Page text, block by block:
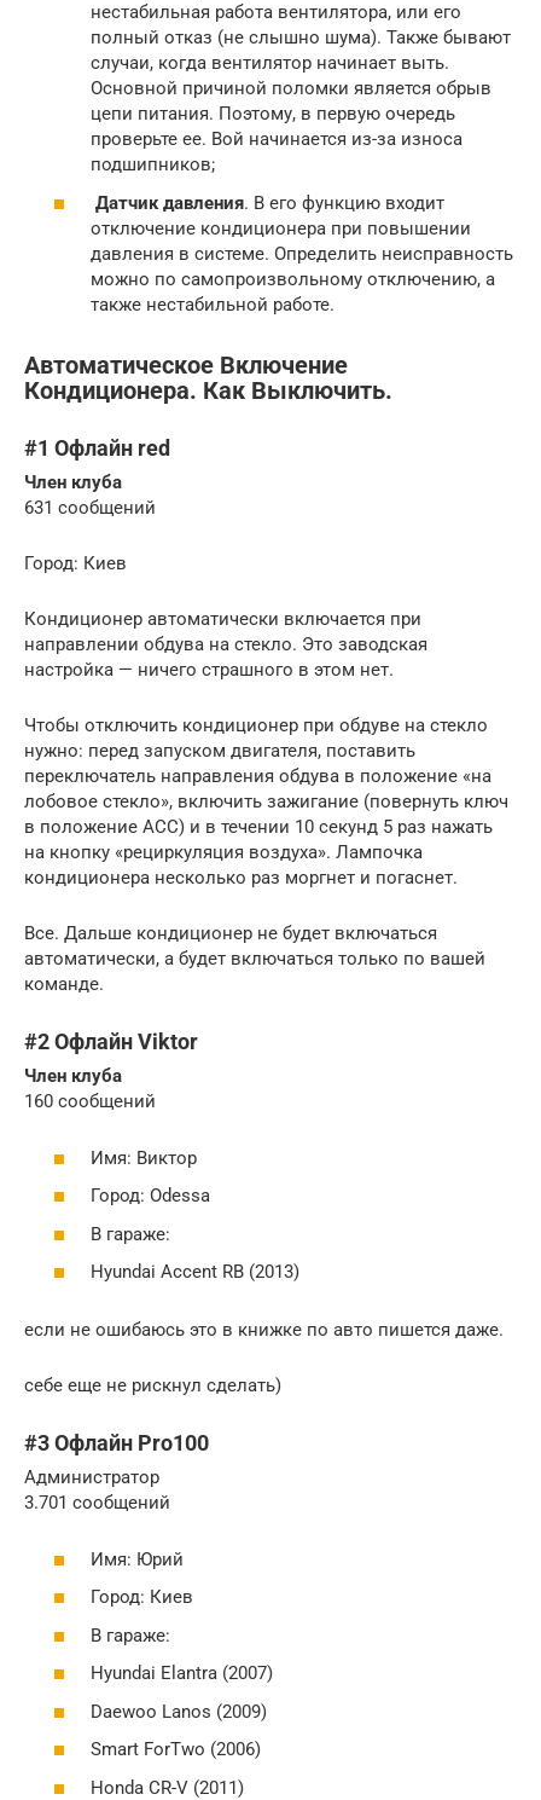
нестабильная работа вентилятора, или его
полный отказ (не слышно шума). Также бывают
случаи, когда вентилятор начинает выть.
Основной причиной поломки является обрыв
цепи питания. Поэтому, в первую очередь
проверьте ее. Вой начинается из-за износа
подшипников;
Датчик давления. В его функцию входит
отключение кондиционера при повышении
давления в системе. Определить неисправность
можно по самопроизвольному отключению, а
также нестабильной работе.
Автоматическое Включение
Кондиционера. Как Выключить.
#1 Офлайн red
Член клуба
631 сообщений
Город: Киев
Кондиционер автоматически включается при
направлении обдува на стекло. Это заводская
настройка — ничего страшного в этом нет.
Чтобы отключить кондиционер при обдуве на стекло
нужно: перед запуском двигателя, поставить
переключатель направления обдува в положение «на
лобовое стекло», включить зажигание (повернуть ключ
в положение ACC) и в течении 10 секунд 5 раз нажать
на кнопку «рециркуляция воздуха». Лампочка
кондиционера несколько раз моргнет и погаснет.
Все. Дальше кондиционер не будет включаться
автоматически, а будет включаться только по вашей
команде.
#2 Офлайн Viktor
Член клуба
160 сообщений
Имя: Виктор
Город: Odessa
В гараже:
Hyundai Accent RB (2013)
если не ошибаюсь это в книжке по авто пишется даже.
себе еще не рискнул сделать)
#3 Офлайн Pro100
Администратор
3.701 сообщений
Имя: Юрий
Город: Киев
В гараже:
Hyundai Elantra (2007)
Daewoo Lanos (2009)
Smart ForTwo (2006)
Honda CR-V (2011)